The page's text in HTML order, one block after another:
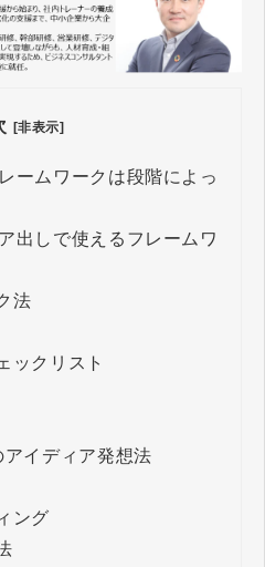
[非表示]
ームワークは段階によっ
出しで使えるフレームワ
法
ックリスト
イディア発想法
ング